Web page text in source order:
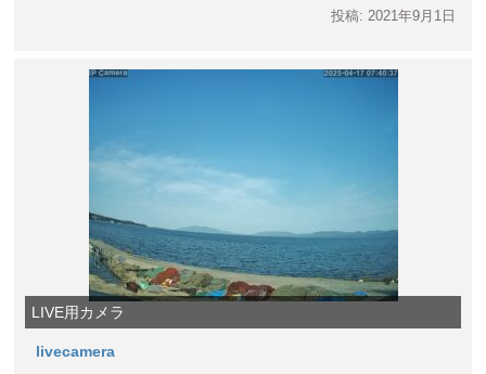
投稿: 2021年9月1日
LIVE用カメラ
livecamera